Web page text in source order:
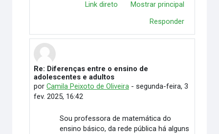
Link direto
Mostrar principal
Responder
Em resposta à DAIANE APARECIDA SOUZA
Re: Diferenças entre o ensino de
adolescentes e adultos
por Camila Peixoto de Oliveira- segunda-feira, 3
fev. 2025, 16:42
Sou professora de matemática do
ensino básico, da rede pública há alguns